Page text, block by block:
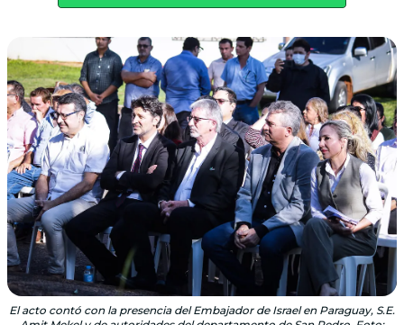
El acto contó con la presencia del Embajador de Israel en Paraguay, S.E.